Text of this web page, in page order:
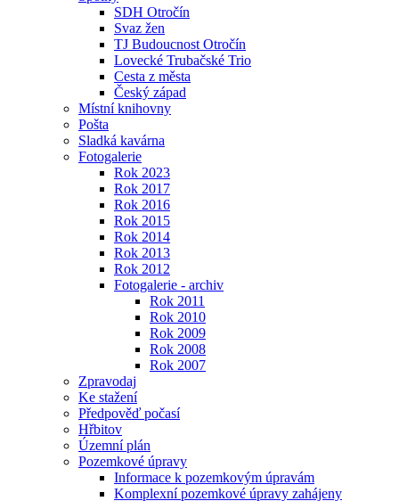
SDH Otročín
Svaz žen
TJ Budoucnost Otročín
Lovecké Trubačské Trio
Cesta z města
Český západ
Místní knihovny
Pošta
Sladká kavárna
Fotogalerie
Rok 2023
Rok 2017
Rok 2016
Rok 2015
Rok 2014
Rok 2013
Rok 2012
Fotogalerie - archiv
Rok 2011
Rok 2010
Rok 2009
Rok 2008
Rok 2007
Zpravodaj
Ke stažení
Předpověď počasí
Hřbitov
Územní plán
Pozemkové úpravy
Informace k pozemkovým úpravám
Komplexní pozemkové úpravy zahájeny